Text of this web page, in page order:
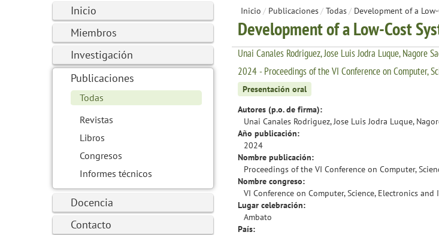
Inicio
Miembros
Investigación
Publicaciones
Todas
Revistas
Libros
Congresos
Informes técnicos
Docencia
Contacto
Inicio / Publicaciones/ Todas/ Development of a
Development of a Low-Cost
Unai Canales Rodriguez, Jose Luis Jodra Luque, Nagore
2024 - Proceedings of the VI Conference on Computer,
Presentación oral
Autores (p.o. de firma):
Unai Canales Rodriguez, Jose Luis Jodra Luque,
Año publicación:
2024
Nombre publicación:
Proceedings of the VI Conference on Computer,
Nombre congreso:
VI Conference on Computer, Science, Electronics
Lugar celebración:
Ambato
País: